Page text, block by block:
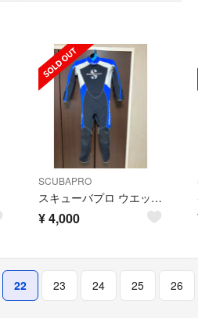
SCUBAPRO
スキューバプロ ウエットスーツ 3mm SCUBAPRO ダイビング
¥4,000
22 23 24 25 26